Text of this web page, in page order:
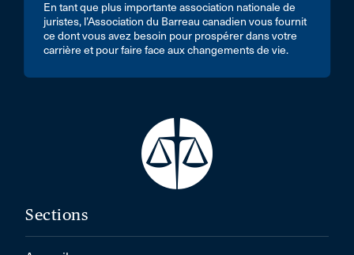
En tant que plus importante association nationale de
juristes, l’Association du Barreau canadien vous fournit
ce dont vous avez besoin pour prospérer dans votre
carrière et pour faire face aux changements de vie.
Sections